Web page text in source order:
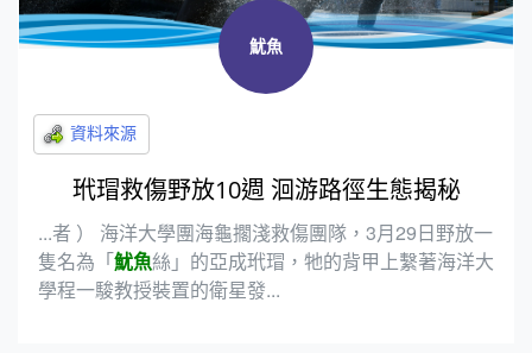
魷魚
玳瑁救傷野放10週 洄游路徑生態揭秘
...者 ） 海洋大學團海龜擱淺救傷團隊，3月29日野放一
隻名為「魷魚絲」的亞成玳瑁，牠的背甲上繫著海洋大
學程一駿教授裝置的衛星發...